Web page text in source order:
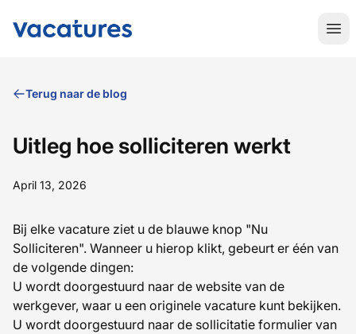
MaritiemeVacatures.nl
Terug naar de blog
Uitleg hoe solliciteren werkt
April 13, 2026
Bij elke vacature ziet u de blauwe knop "Nu
Solliciteren". Wanneer u hierop klikt, gebeurt er één van
de volgende dingen:
U wordt doorgestuurd naar de website van de
werkgever, waar u een originele vacature kunt bekijken.
U wordt doorgestuurd naar de sollicitatie formulier van